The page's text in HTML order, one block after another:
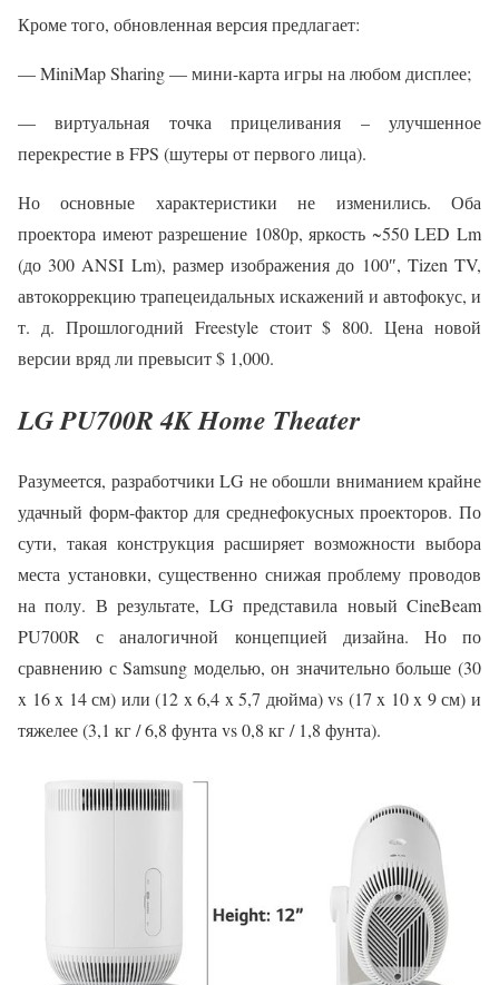
Кроме того, обновленная версия предлагает:
— MiniMap Sharing — мини-карта игры на любом дисплее;
— виртуальная точка прицеливания – улучшенное
перекрестие в FPS (шутеры от первого лица).
Но основные характеристики не изменились. Оба
проектора имеют разрешение 1080p, яркость ~550 LED Lm
(до 300 ANSI Lm), размер изображения до 100″, Tizen TV,
автокоррекцию трапецеидальных искажений и автофокус, и
т. д. Прошлогодний Freestyle стоит $ 800. Цена новой
версии вряд ли превысит $ 1,000.
LG PU700R 4K Home Theater
Разумеется, разработчики LG не обошли вниманием крайне
удачный форм-фактор для среднефокусных проекторов. По
сути, такая конструкция расширяет возможности выбора
места установки, существенно снижая проблему проводов
на полу. В результате, LG представила новый CineBeam
PU700R с аналогичной концепцией дизайна. Но по
сравнению с Samsung моделью, он значительно больше (30
x 16 x 14 см) или (12 x 6,4 x 5,7 дюйма) vs (17 x 10 x 9 см) и
тяжелее (3,1 кг / 6,8 фунта vs 0,8 кг / 1,8 фунта).